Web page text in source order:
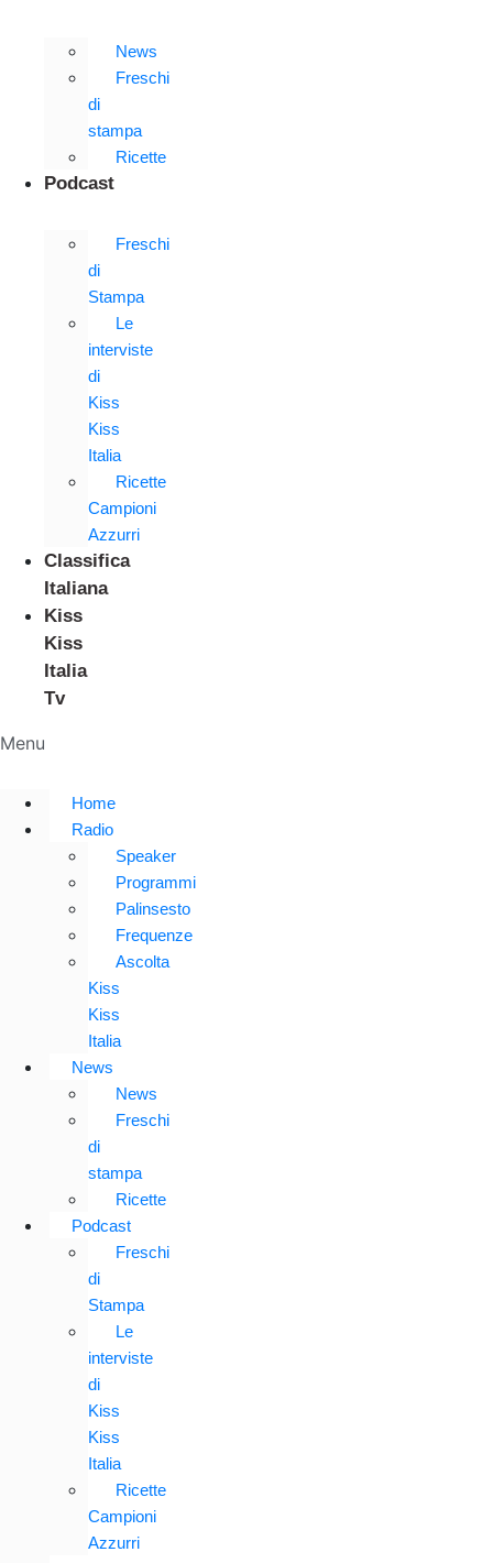
News
Freschi
di
stampa
Ricette
Podcast
Freschi
di
Stampa
Le
interviste
di
Kiss
Kiss
Italia
Ricette
Campioni
Azzurri
Classifica
Italiana
Kiss
Kiss
Italia
Tv
Menu
Home
Radio
Speaker
Programmi
Palinsesto
Frequenze
Ascolta
Kiss
Kiss
Italia
News
News
Freschi
di
stampa
Ricette
Podcast
Freschi
di
Stampa
Le
interviste
di
Kiss
Kiss
Italia
Ricette
Campioni
Azzurri